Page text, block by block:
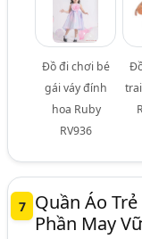
Đồ đi chơi bé
gái váy đính
hoa Ruby
RV936
7
Quần Áo
Phần May